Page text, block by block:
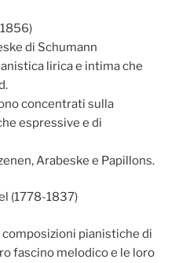
di Schumann
lirica e intima che
concentrati sulla
espressive e di
Arabeske e Papillons.
(1778-1837)
pianistiche di
fascino melodico e le loro